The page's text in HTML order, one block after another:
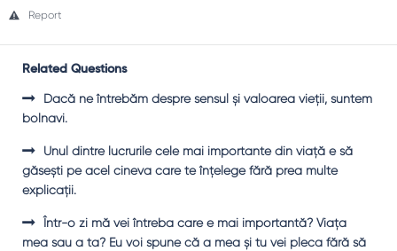
Report
Related Questions
Dacă ne întrebăm despre sensul şi valoarea vieţii, suntem
bolnavi.
Unul dintre lucrurile cele mai importante din viaţă e să
găseşti pe acel cineva care te înţelege fără prea multe
explicaţii.
Într-o zi mă vei întreba care e mai importantă? Viaţa
mea sau a ta? Eu voi spune că a mea şi tu vei pleca fără să